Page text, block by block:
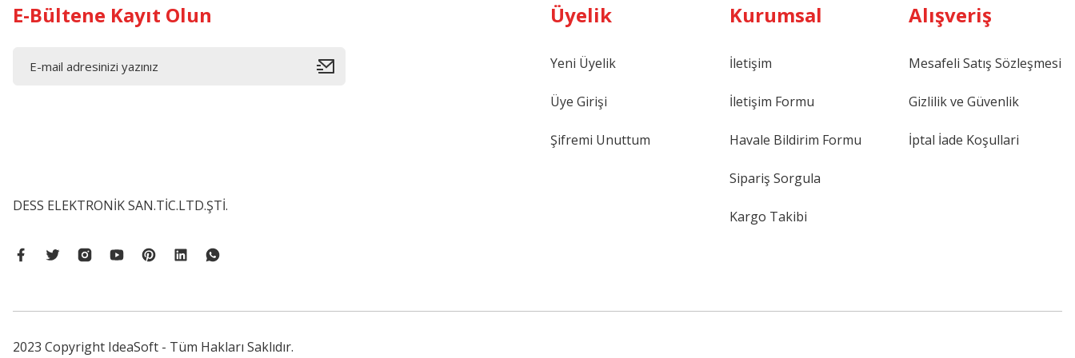
Gönder
E-Bültene Kayıt Olun
DESS ELEKTRONİK SAN.TİC.LTD.ŞTİ.
Üyelik
Yeni Üyelik
Üye Girişi
Şifremi Unuttum
Kurumsal
İletişim
İletişim Formu
Havale Bildirim Formu
Sipariş Sorgula
Kargo Takibi
Alışveriş
Mesafeli Satış Sözleşmesi
Gizlilik ve Güvenlik
İptal İade Koşullari
2023 Copyright IdeaSoft - Tüm Hakları Saklıdır.